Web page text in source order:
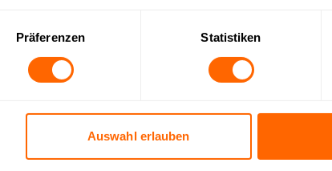
Präferenzen Statistiken
Auswahl erlauben
KI Chatbot